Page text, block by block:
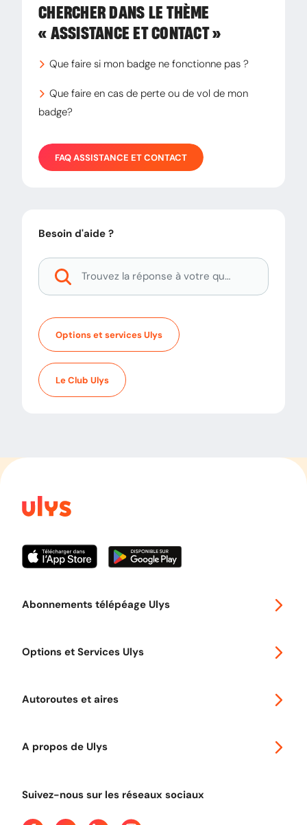
CHERCHER DANS LE THÈME
« ASSISTANCE ET CONTACT »
Que faire si mon badge ne fonctionne pas ?
Que faire en cas de perte ou de vol de mon
badge?
FAQASSISTANCE ET CONTACT
Besoin d'aide ?
Options et services Ulys
Le Club Ulys
Abonnements télépéage Ulys
Options et Services Ulys
Autoroutes et aires
A propos de Ulys
Suivez-nous sur les réseaux sociaux